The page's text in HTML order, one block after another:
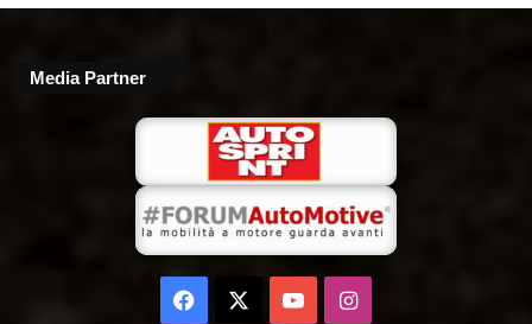
Media Partner
Facebook You Instagram